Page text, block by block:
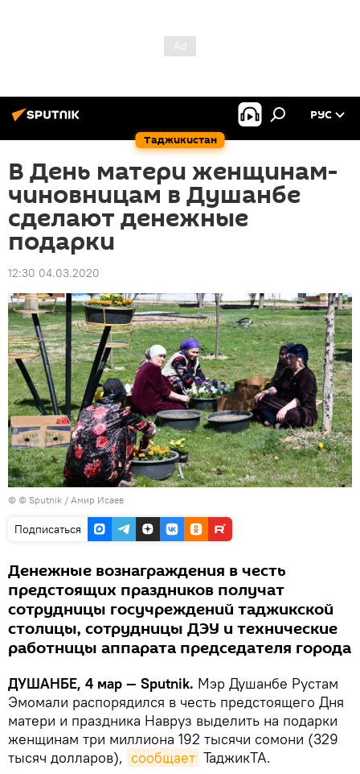
Таджикистан
РУС
В День матери женщинам-
чиновницам в Душанбе
сделают денежные
подарки
12:30 04.03.2020
© © Sputnik / Амир Исаев
Подписаться
Денежные вознаграждения в честь
предстоящих праздников получат
сотрудницы госучреждений таджикской
столицы, сотрудницы ДЭУ и технические
работницы аппарата председателя города
ДУШАНБЕ, 4 мар — Sputnik. Мэр Душанбе Рустам
Эмомали распорядился в честь предстоящего Дня
матери и праздника Навруз выделить на подарки
женщинам три миллиона 192 тысячи сомони (329
тысяч долларов), сообщает ТаджикТА.